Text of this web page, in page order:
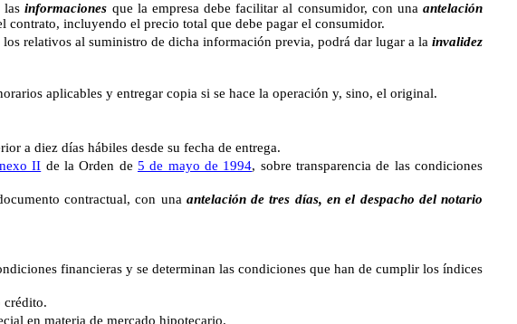
lasinformaciones que la empresa debe facilitar al consumidor, con unaantelación
incluyendo el precio total que debe pagar el consumidor.
relativos al suministro de dicha información previa, podrá dar lugar a la invalidez
aplicables y entregar copia si se hace la operación y, sino, el original.
diez días hábiles desde su fecha de entrega.
II de la Orden de 5 de mayo de 1994, sobre transparencia de las condiciones
contractual, con una antelación de tres días, en el despacho del notario
financieras y se determinan las condiciones que han de cumplir los índices
en materia de mercado hipotecario.